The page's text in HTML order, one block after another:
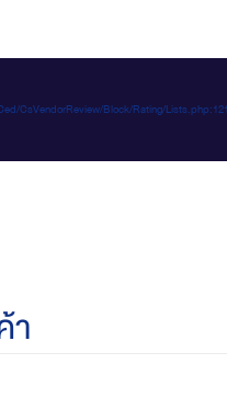
CsVendorReview/Block/Rating/
า